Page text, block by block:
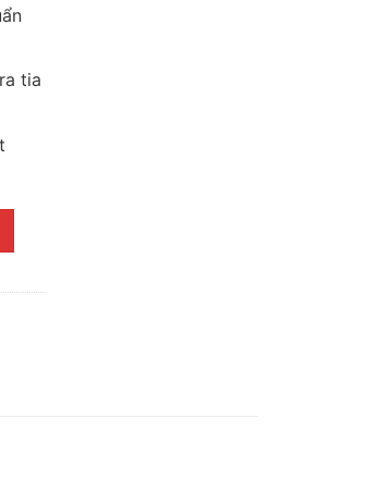
tia
chống sét tiên tiến đạt chuẩn quốc tế số lượng